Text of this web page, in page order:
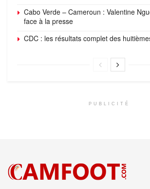
Cabo Verde – Cameroun : Valentine
face à la presse
CDC : les résultats complet des
PUBLICITÉ